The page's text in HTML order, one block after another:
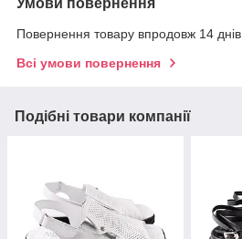
Умови повернення
Повернення товару впродовж 14
Всі умови повернення
Подібні товари компанії